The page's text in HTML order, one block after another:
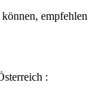
empfehlen
: